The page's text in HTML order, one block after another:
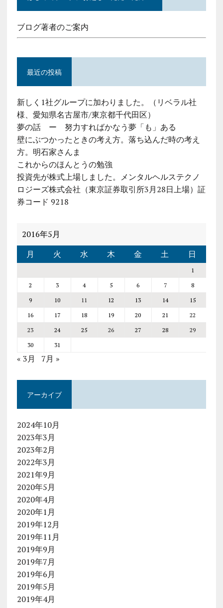
ブログ著者のご案内
最近の投稿
新しく1社グループに加わりました。（リベラル社
様、愛知県名古屋市/東京都千代田区）
夢の話 ー 努力すればかなう夢「も」ある
壁にぶつかったときの考え方。落ち込んだ時の考え
方。明石家さんま
これからのほんとうの勉強
投資先が株式上場しました。メンタルヘルステクノ
ロジーズ株式会社（東京証券取引所3月28日上場）証
券コード 9218
2016年5月
月
火 水 木 金 土 日
1
2
3 4 5 6 7
8
9
10 11 12 13 14
15
16
17 18 19 20 21
22
23
24 25 26 27 28
29
30
31
« 3月 7月 »
アーカイブ
2024年10月
2023年3月
2023年2月
2022年3月
2021年9月
2020年5月
2020年4月
2020年1月
2019年12月
2019年11月
2019年9月
2019年7月
2019年6月
2019年5月
2019年4月